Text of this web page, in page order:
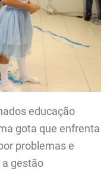
educação
gota que enfrenta
problemas e
gestão